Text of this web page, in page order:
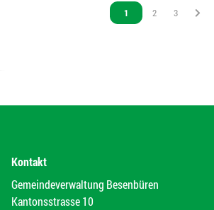
Vous êtes sur la page
1 Vous êtes sur la
2 Vous êtes
3
Kontakt
Gemeindeverwaltung Besenbüren
Kantonsstrasse 10